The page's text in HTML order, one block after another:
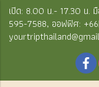
เปิด: 8.00 น.- 17.30 น.
595-7588, ออฟฟิศ: